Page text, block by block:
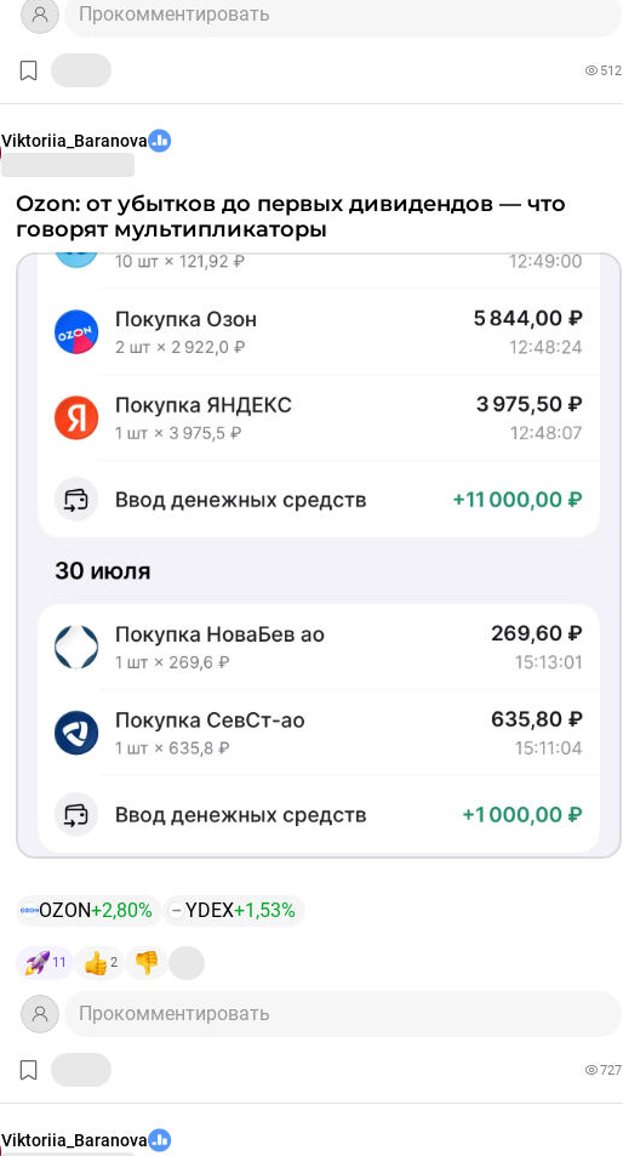
Прокомментировать
512
Viktoriia_Baranova
Ozon: от убытков до первых дивидендов — что
говорят мультипликаторы
OZON+2,80% YDEX+1,53%
11 2
Прокомментировать
727
Viktoriia_Baranova